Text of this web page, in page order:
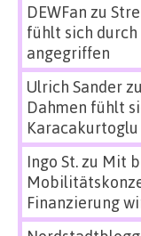
DEWFan zu
fühlt sich durch
angegriffen
Ulrich Sanderzu
Dahmen fühlt
Ingo St.zu Mit
Finanzierung